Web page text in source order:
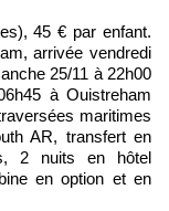
45 € par enfant.
arrivée vendredi
25/11 à 22h00
à Ouistreham
maritimes
AR, transfert en
2 nuits en hôtel
en option et en